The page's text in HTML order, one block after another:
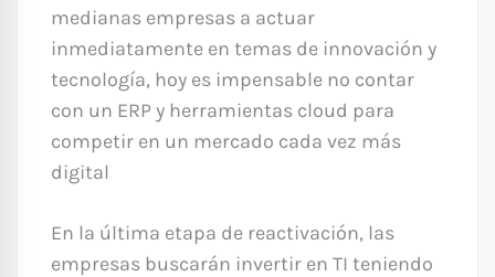
medianas empresas a actuar
inmediatamente en temas de innovación y
tecnología, hoy es impensable no contar
con un ERP y herramientas cloud para
competir en un mercado cada vez más
digital
En la última etapa de reactivación, las
empresas buscarán invertir en TI teniendo